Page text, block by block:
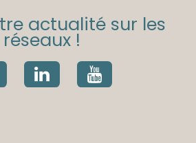
actualité sur les
réseaux !